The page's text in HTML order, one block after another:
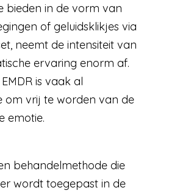
bieden in de vorm van
of geluidsklikjes via
neemt de intensiteit van
ervaring enorm af.
EMDR is vaak al
om vrij te worden van de
emotie.
behandelmethode die
wordt toegepast in de